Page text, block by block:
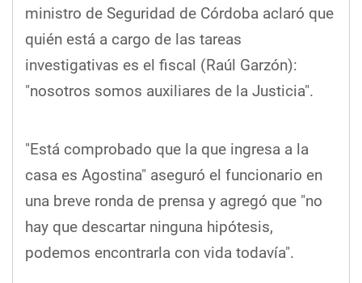
ministro de Seguridad de Córdoba aclaró que
quién está a cargo de las tareas
investigativas es el fiscal (Raúl Garzón):
"nosotros somos auxiliares de la Justicia".
"Está comprobado que la que ingresa a la
casa es Agostina" aseguró el funcionario en
una breve ronda de prensa y agregó que "no
hay que descartar ninguna hipótesis,
podemos encontrarla con vida todavía".